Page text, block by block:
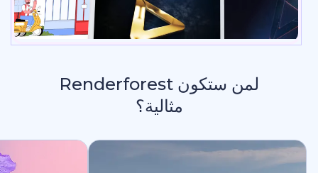
لمن ستكون Renderforest